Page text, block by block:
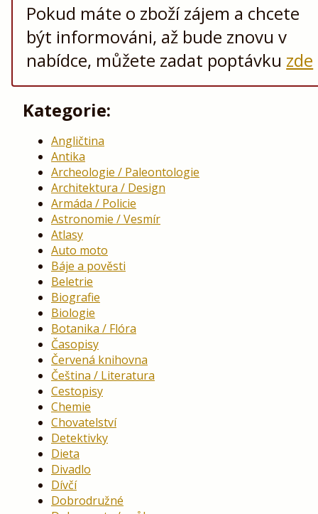
Pokud máte o zboží zájem a chcete
být informováni, až bude znovu v
nabídce, můžete zadat poptávku zde
Kategorie:
Angličtina
Antika
Archeologie / Paleontologie
Architektura / Design
Armáda / Policie
Astronomie / Vesmír
Atlasy
Auto moto
Báje a pověsti
Beletrie
Biografie
Biologie
Botanika / Flóra
Časopisy
Červená knihovna
Čeština / Literatura
Cestopisy
Chemie
Chovatelství
Detektivky
Dieta
Divadlo
Dívčí
Dobrodružné